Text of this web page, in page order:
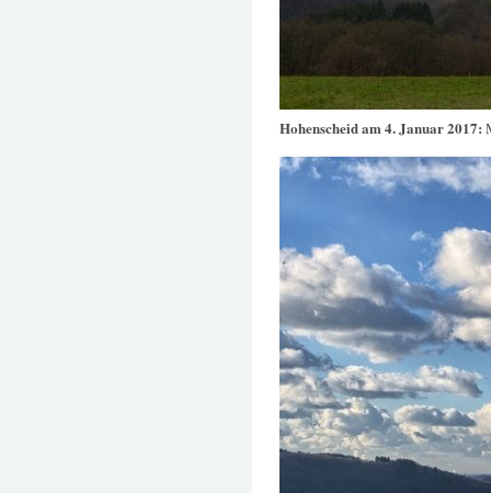
Hohenscheid am 4. Januar 2017: